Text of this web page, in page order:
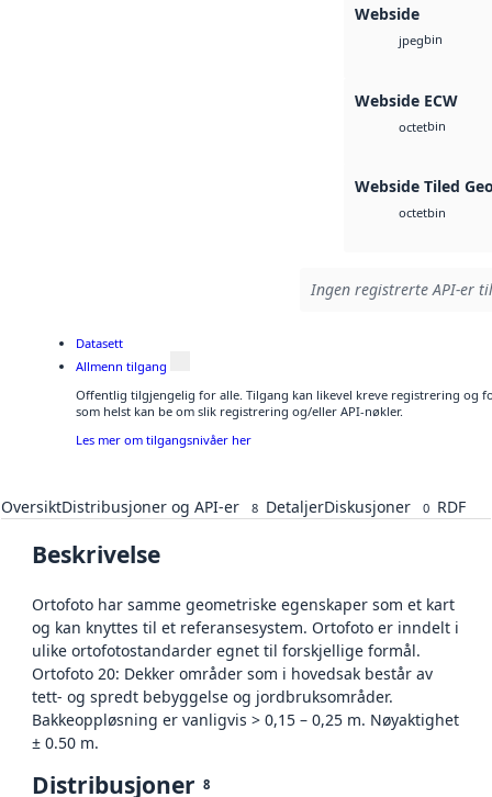
Webside
jpegbin
Webside ECW
octetbin
Webside Tiled
octetbin
Ingen registrerte API-er
Datasett
Allmenn tilgang
Offentlig tilgjengelig for alle. Tilgang kan likevel kreve registrering og
som helst kan be om slik registrering og/eller API-nøkler.
Les mer om tilgangsnivåer her
OversiktDistribusjoner og API-er 8 DetaljerDiskusjoner 0 RDF
Beskrivelse
Ortofoto har samme geometriske egenskaper som et kart
og kan knyttes til et referansesystem. Ortofoto er inndelt i
ulike ortofotostandarder egnet til forskjellige formål.
Ortofoto 20: Dekker områder som i hovedsak består av
tett- og spredt bebyggelse og jordbruksområder.
Bakkeoppløsning er vanligvis > 0,15 – 0,25 m. Nøyaktighet
± 0.50 m.
Distribusjoner 8